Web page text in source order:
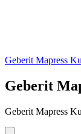
Geberit Mapress
Geberit
Geberit Mapress